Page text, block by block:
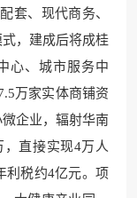
套、现代商务、
，建成后将成桂
心、城市服务中
万家实体商铺资
企业，辐射华南
直接实现4万人
利税约4亿元。项